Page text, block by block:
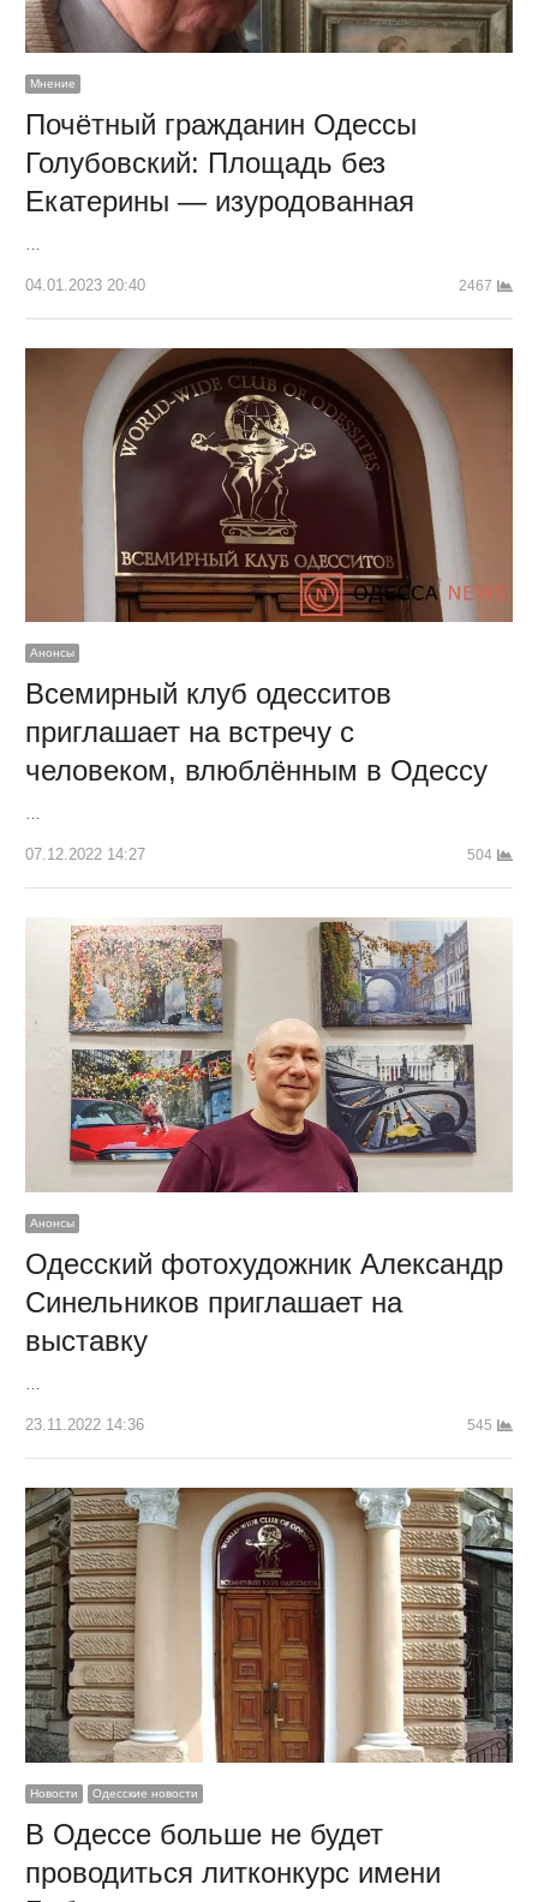
Мнение
Почётный гражданин Одессы
Голубовский: Площадь без
Екатерины — изуродованная
…
04.01.2023 20:40 2467
Анонсы
Всемирный клуб одесситов
приглашает на встречу с
человеком, влюблённым в Одессу
…
07.12.2022 14:27 504
Анонсы
Одесский фотохудожник Александр
Синельников приглашает на
выставку
23.11.2022 14:36 545
Новости Одесские новости
В Одессе больше не будет
проводиться литконкурс имени